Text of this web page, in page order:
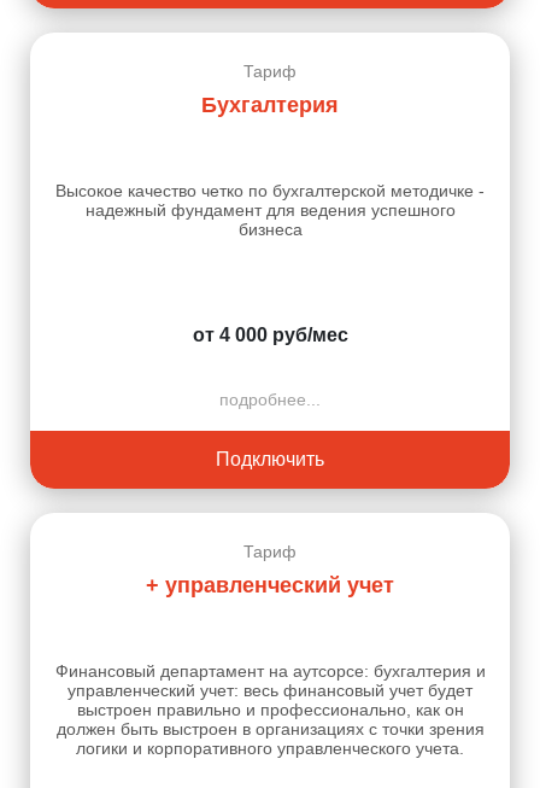
Тариф
Бухгалтерия
Высокое качество четко по бухгалтерской методичке -
надежный фундамент для ведения успешного
бизнеса
от 4 000 руб/мес
подробнее...
Подключить
Тариф
+ управленческий учет
Финансовый департамент на аутсорсе: бухгалтерия и
управленческий учет: весь финансовый учет будет
выстроен правильно и профессионально, как он
должен быть выстроен в организациях с точки зрения
логики и корпоративного управленческого учета.